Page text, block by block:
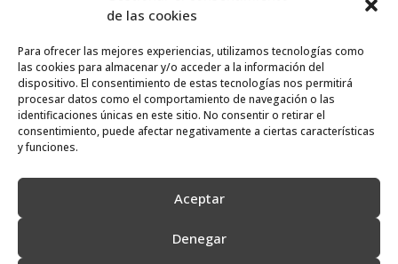
de las cookies
Para ofrecer las mejores experiencias, utilizamos tecnologías como
las cookies para almacenar y/o acceder a la información del
dispositivo. El consentimiento de estas tecnologías nos permitirá
procesar datos como el comportamiento de navegación o las
identificaciones únicas en este sitio. No consentir o retirar el
consentimiento, puede afectar negativamente a ciertas características
y funciones.
Aceptar
Denegar
Av. Real Academia de Medicina
CONTACTO
667 841 238
info@adimur.es